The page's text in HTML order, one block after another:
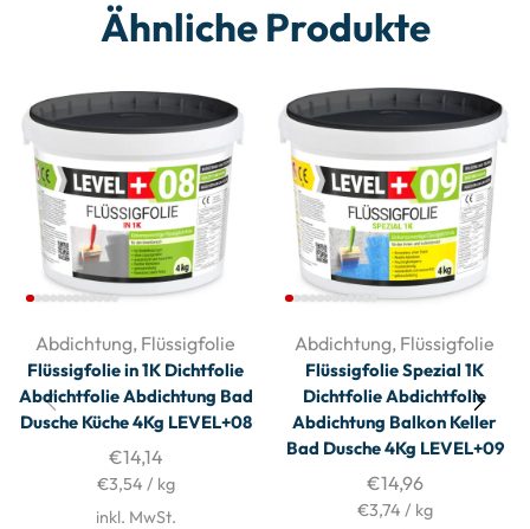
Ähnliche Produkte
Abdichtung, Flüssigfolie
Flüssigfolie in 1K Dichtfolie
Abdichtfolie Abdichtung Bad
Dusche Küche 4Kg LEVEL+08
€14,14
€3,54 / kg
inkl. MwSt.
Abdichtung, Flüssigfolie
Flüssigfolie Spezial 1K
Dichtfolie Abdichtfolie
Abdichtung Balkon Keller
Bad Dusche 4Kg LEVEL+09
€14,96
€3,74 / kg